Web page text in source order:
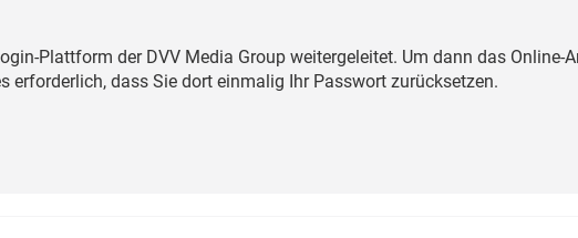
Eurailpress Career Boost
Plattform der DVV Media Group weitergeleitet. Um dann das Online-
erforderlich, dass Sie dort einmalig Ihr Passwort zurücksetzen.